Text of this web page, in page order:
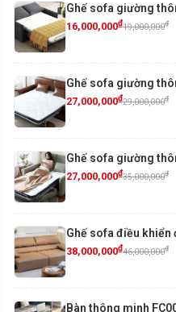
Ghế sofa giường
16,000,000₫19,000,000₫
Ghế sofa giường
27,000,000₫29,000,000₫
Ghế sofa giường
27,000,000₫35,000,000₫
Ghế sofa điều khiển
38,000,000₫46,000,000₫
Bàn thông minh